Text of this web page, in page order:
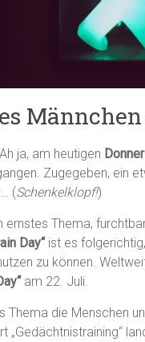
ja, am heutigen
Zugegeben, ein
(Schenkelklopf!)
Thema,
Day“ ist es
zu können.
am 22. Juli.
Thema die Menschen
„Gedächtnistraining“